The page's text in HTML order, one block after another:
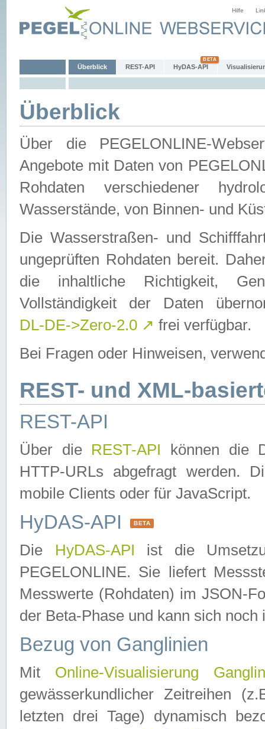
Hilfe
Überblick REST-API HyDAS-API
Überblick
Über die PEGELONLINE-
Angebote mit Daten von
Rohdaten verschiedener
Wasserstände, von Binnen- und
Die Wasserstraßen- und
ungeprüften Rohdaten bereit.
die inhaltliche Richtigkeit,
Vollständigkeit der Daten
DL-DE->Zero-2.0 ↗ frei verfügbar.
Bei Fragen oder Hinweisen,
REST- und XML-
REST-API
Über die REST-API können die
HTTP-URLs abgefragt werden.
mobile Clients oder für JavaScript.
HyDAS-API BETA
Die HyDAS-API ist die
PEGELONLINE. Sie liefert
Messwerte (Rohdaten) im JSON-
der Beta-Phase und kann sich noch
Bezug von Ganglinien
Mit Online-Visualisierung
gewässerkundlicher Zeitreihen
letzten drei Tage) dynamisch